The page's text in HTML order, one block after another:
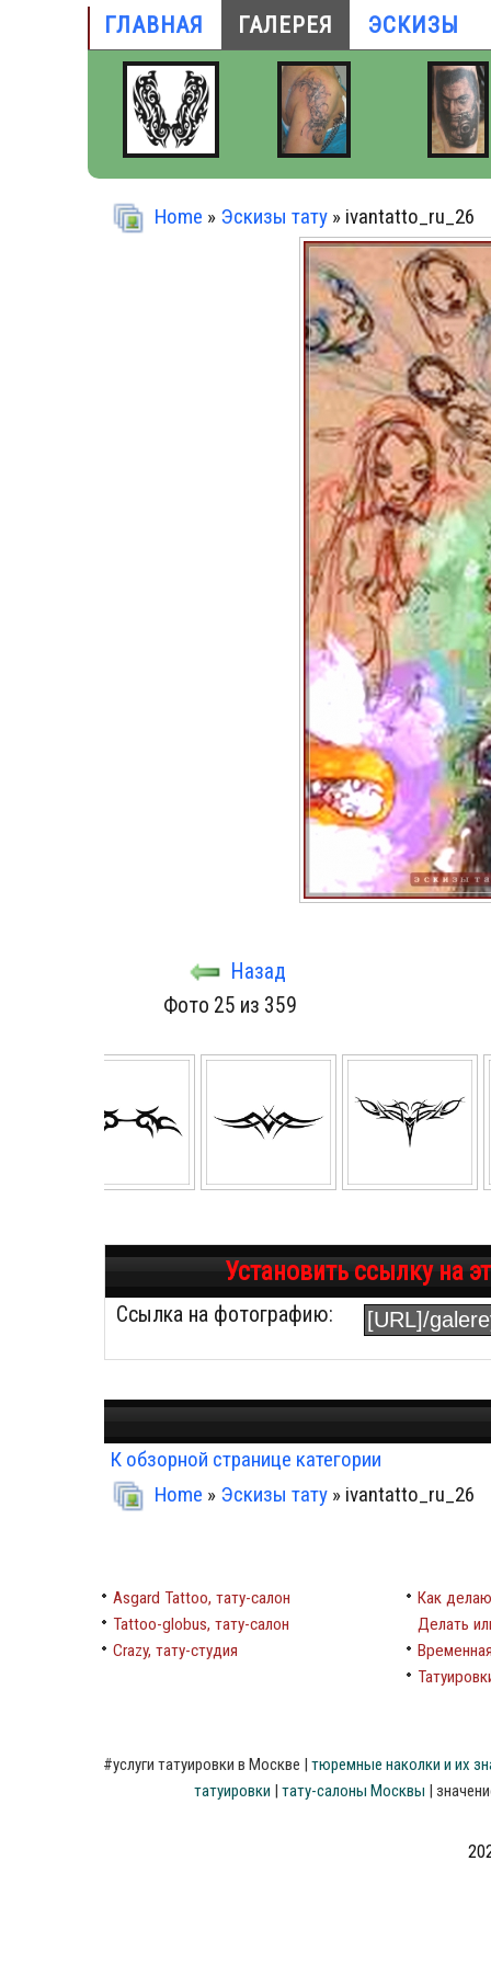
Home » Эскизы тату » ivantatto_ru_26
Назад
Фото 25 из 359
Установить ссылку на
Ссылка на фотографию:
К обзорной странице категории
Home » Эскизы тату » ivantatto_ru_26
ГЛАВНАЯ ГАЛЕРЕЯ ЭСКИЗЫ
Asgard Tattoo, тату-салон
Tattoo-globus, тату-салон
Crazy, тату-студия
Как
Делать
#услуги татуировки в Москве | тюремные наколки и их
татуировки | тату-салоны Москвы |